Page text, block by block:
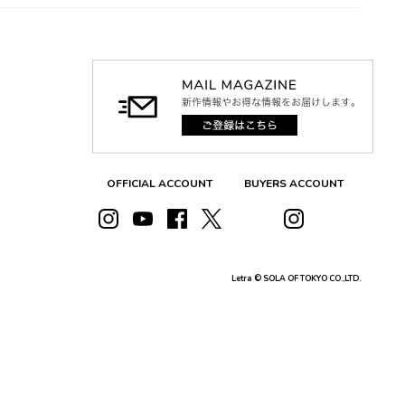
OFFICIAL ACCOUNT BUYERS ACCOUNT
Letra © SOLA OF TOKYO CO.,LTD.